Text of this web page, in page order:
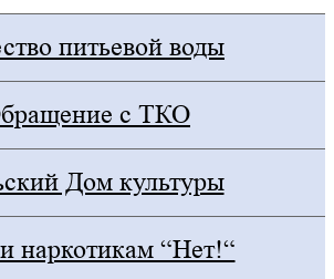
питьевой воды
с ТКО
Дом культуры
наркотикам “Нет!“